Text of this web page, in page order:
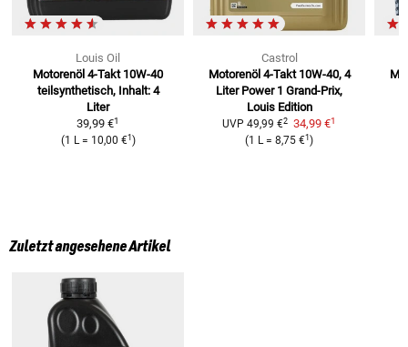
Louis Oil
Motorenöl 4-Takt 10W-40
teilsynthetisch, Inhalt: 4
Liter
39,99 €1
(1 L= 10,00 €1 )
Castrol
Motorenöl 4-Takt 10W-40, 4
Liter Power 1 Grand-Prix,
Louis Edition
UVP 49,99 €2 34,99 €1
(1 L=8,75 €1)
Zuletzt angesehene Artikel